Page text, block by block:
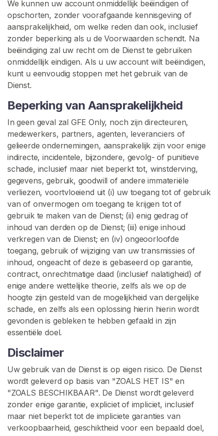
We kunnen uw account onmiddellijk beëindigen of
opschorten, zonder voorafgaande kennisgeving of
aansprakelijkheid, om welke reden dan ook, inclusief
zonder beperking als u de Voorwaarden schendt. Na
beëindiging zal uw recht om de Dienst te gebruiken
onmiddellijk eindigen. Als u uw account wilt beëindigen,
kunt u eenvoudig stoppen met het gebruik van de
Dienst.
Beperking van Aansprakelijkheid
In geen geval zal GFE Only, noch zijn directeuren,
medewerkers, partners, agenten, leveranciers of
gelieerde ondernemingen, aansprakelijk zijn voor enige
indirecte, incidentele, bijzondere, gevolg- of punitieve
schade, inclusief maar niet beperkt tot, winstderving,
gegevens, gebruik, goodwill of andere immateriële
verliezen, voortvloeiend uit (i) uw toegang tot of gebruik
van of onvermogen om toegang te krijgen tot of
gebruik te maken van de Dienst; (ii) enig gedrag of
inhoud van derden op de Dienst; (iii) enige inhoud
verkregen van de Dienst; en (iv) ongeoorloofde
toegang, gebruik of wijziging van uw transmissies of
inhoud, ongeacht of deze is gebaseerd op garantie,
contract, onrechtmatige daad (inclusief nalatigheid) of
enige andere wettelijke theorie, zelfs als we op de
hoogte zijn gesteld van de mogelijkheid van dergelijke
schade, en zelfs als een oplossing hierin hierin wordt
gevonden is gebleken te hebben gefaald in zijn
essentiële doel.
Disclaimer
Uw gebruik van de Dienst is op eigen risico. De Dienst
wordt geleverd op basis van "ZOALS HET IS" en
"ZOALS BESCHIKBAAR". De Dienst wordt geleverd
zonder enige garantie, expliciet of impliciet, inclusief
maar niet beperkt tot de impliciete garanties van
verkoopbaarheid, geschiktheid voor een bepaald doel,